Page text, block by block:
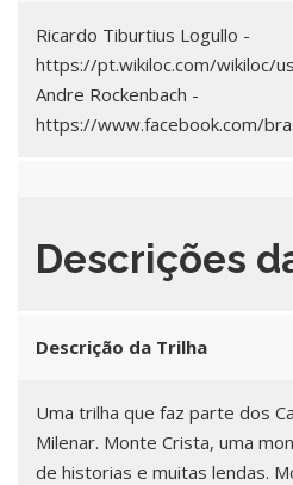
Ricardo Tiburtius Logullo -
https://pt.wikiloc.com/wikiloc/
Andre Rockenbach -
https://www.facebook.com/
Descrições
Descrição da Trilha
Uma trilha que faz parte dos
Milenar. Monte Crista, uma
de historias e muitas lendas.